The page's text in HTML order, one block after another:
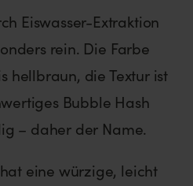
Eiswasser-Extraktion
rein. Die Farbe
hellbraun, die Textur ist
Bubble Hash
– daher der Name.
hat eine würzige, leicht